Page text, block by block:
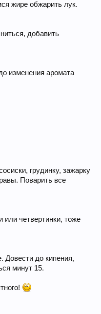
жире обжарить лук.
добавить
изменения аромата
грудинку, зажарку
Поварить все
или четвертинки, тоже
Довести до кипения,
минут 15.